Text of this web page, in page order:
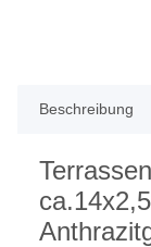
Beschreibung